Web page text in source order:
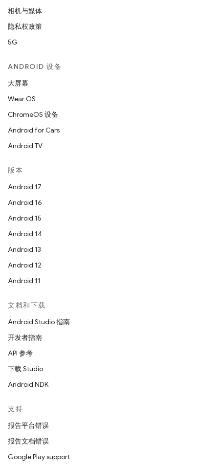
相机与媒体
隐私权政策
5G
ANDROID 设备
大屏幕
Wear OS
ChromeOS 设备
Android for Cars
Android TV
版本
Android 17
Android 16
Android 15
Android 14
Android 13
Android 12
Android 11
文档和下载
Android Studio 指南
开发者指南
API 参考
下载 Studio
Android NDK
支持
报告平台错误
报告文档错误
Google Play support